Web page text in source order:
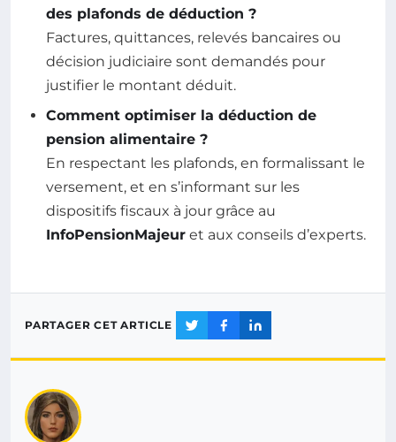
des plafonds de déduction ?
Factures, quittances, relevés bancaires ou
décision judiciaire sont demandés pour
justifier le montant déduit.
Comment optimiser la déduction de
pension alimentaire ?
En respectant les plafonds, en formalissant le
versement, et en s’informant sur les
dispositifs fiscaux à jour grâce au
InfoPensionMajeur et aux conseils d’experts.
PARTAGER CET ARTICLE